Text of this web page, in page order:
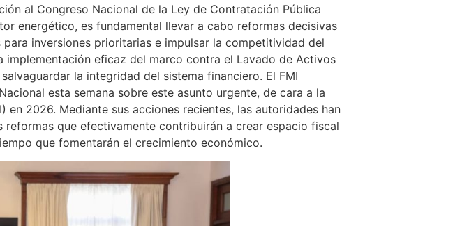
al Congreso Nacional de la Ley de Contratación Pública
energético, es fundamental llevar a cabo reformas decisivas
inversiones prioritarias e impulsar la competitividad del
eficaz del marco contra el Lavado de Activos
la integridad del sistema financiero. El FMI
esta semana sobre este asunto urgente, de cara a la
2026. Mediante sus acciones recientes, las autoridades han
que efectivamente contribuirán a crear espacio fiscal
que fomentarán el crecimiento económico.